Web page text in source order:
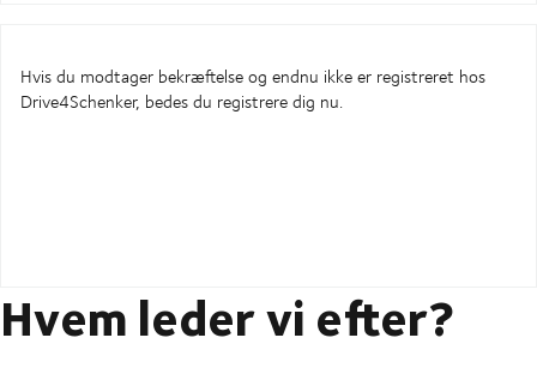
Hvis du modtager bekræftelse og endnu ikke er registreret hos
Drive4Schenker, bedes du registrere dig nu.
Hvem leder vi efter?